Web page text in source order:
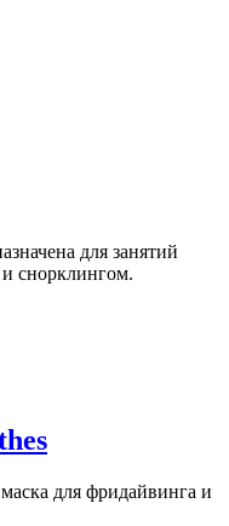
для занятий
снорклингом.
для фридайвинга и